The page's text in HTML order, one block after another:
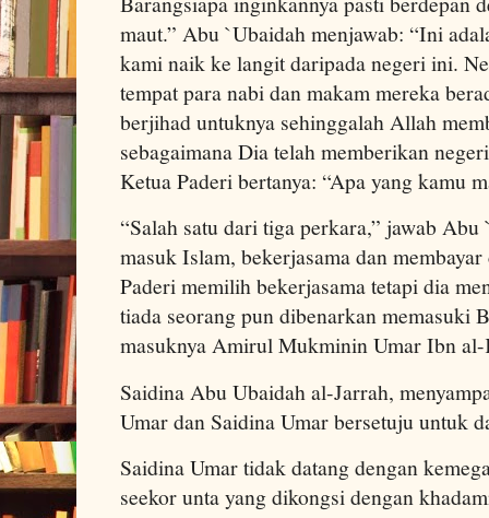
maut.” Abu `Ubaidah menjawab: “Ini
kami naik ke langit daripada negeri ini.
tempat para nabi dan makam mereka
berjihad untuknya sehinggalah Allah
sebagaimana Dia telah memberikan
Ketua Paderi bertanya: “Apa yang kamu
“Salah satu dari tiga perkara,” jawab
masuk Islam, bekerjasama dan
Paderi memilih bekerjasama tetapi dia
tiada seorang pun dibenarkan memasuki
masuknya Amirul Mukminin Umar Ibn
Saidina Abu Ubaidah al-Jarrah,
Umar dan Saidina Umar bersetuju untuk
Saidina Umar tidak datang dengan
seekor unta yang dikongsi dengan